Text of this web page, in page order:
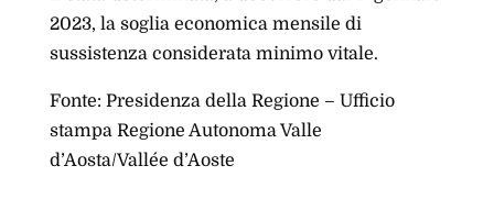
2023, la soglia economica mensile di
sussistenza considerata minimo vitale.
Fonte: Presidenza della Regione – Ufficio
stampa Regione Autonoma Valle
d’Aosta/Vallée d’Aoste